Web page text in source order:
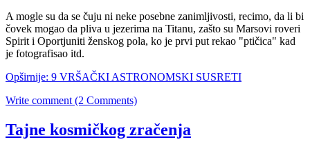
A mogle su da se čuju ni neke posebne zanimljivosti, recimo, da li bi
čovek mogao da pliva u jezerima na Titanu, zašto su Marsovi roveri
Spirit i Oportjuniti ženskog pola, ko je prvi put rekao "ptičica" kad
je fotografisao itd.
Opširnije: 9 VRŠAČKI ASTRONOMSKI SUSRETI
Write comment (2 Comments)
Tajne kosmičkog zračenja